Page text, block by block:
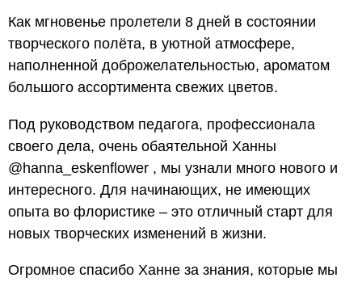
Как мгновенье пролетели 8 дней в состоянии
творческого полёта, в уютной атмосфере,
наполненной доброжелательностью, ароматом
большого ассортимента свежих цветов.
Под руководством педагога, профессионала
своего дела, очень обаятельной Ханны
@hanna_eskenflower , мы узнали много нового и
интересного. Для начинающих, не имеющих
опыта во флористике – это отличный старт для
новых творческих изменений в жизни.
Огромное спасибо Ханне за знания, которые мы